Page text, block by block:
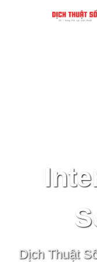
Dịch Thuật